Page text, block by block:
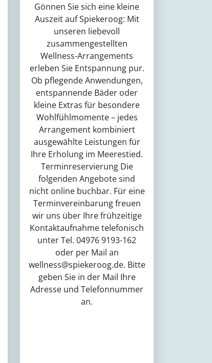
Gönnen Sie sich eine kleine
Auszeit auf Spiekeroog: Mit
unseren liebevoll
zusammengestellten
Wellness-Arrangements
erleben Sie Entspannung pur.
Ob pflegende Anwendungen,
entspannende Bäder oder
kleine Extras für besondere
Wohlfühlmomente – jedes
Arrangement kombiniert
ausgewählte Leistungen für
Ihre Erholung im Meerestied.
Terminreservierung Die
folgenden Angebote sind
nicht online buchbar. Für eine
Terminvereinbarung freuen
wir uns über Ihre frühzeitige
Kontaktaufnahme telefonisch
unter Tel. 04976 9193-162
oder per Mail an
wellness@spiekeroog.de. Bitte
geben Sie in der Mail Ihre
Adresse und Telefonnummer
an.